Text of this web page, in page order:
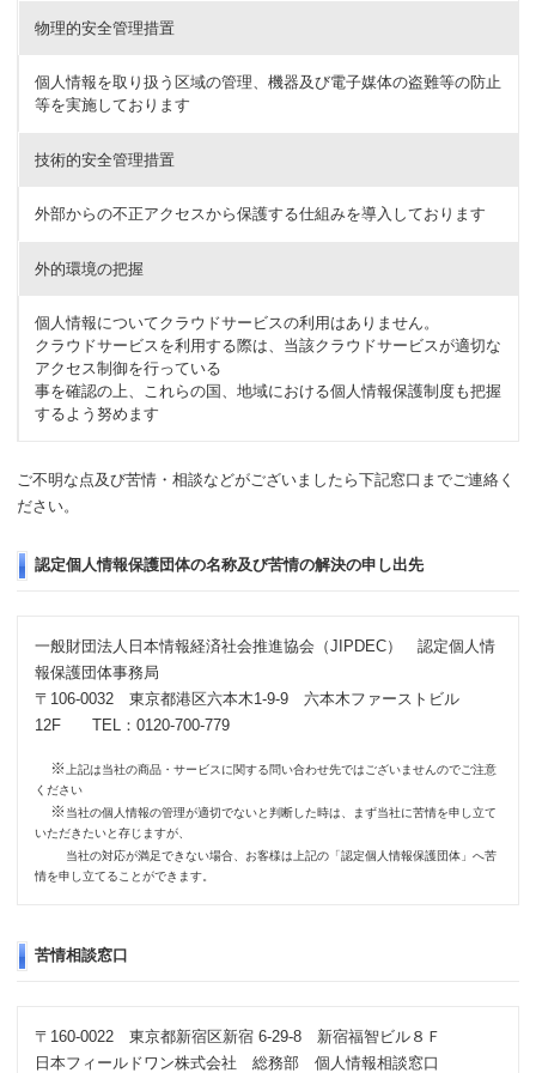
物理的安全管理措置
個人情報を取り扱う区域の管理、機器及び電子媒体の盗難等の防止
等を実施しております
技術的安全管理措置
外部からの不正アクセスから保護する仕組みを導入しております
外的環境の把握
個人情報についてクラウドサービスの利用はありません。
クラウドサービスを利用する際は、当該クラウドサービスが適切な
アクセス制御を行っている
事を確認の上、これらの国、地域における個人情報保護制度も把握
するよう努めます
ご不明な点及び苦情・相談などがございましたら下記窓口までご連絡く
ださい。
認定個人情報保護団体の名称及び苦情の解決の申し出先
一般財団法人日本情報経済社会推進協会（JIPDEC） 認定個人情
報保護団体事務局
〒106-0032 東京都港区六本木1-9-9 六本木ファーストビル
12F TEL：0120-700-779
※
上記は当社の商品・サービスに関する問い合わせ先ではございませんのでご注意
ください
※ 当社の個人情報の管理が適切でないと判断した時は、まず当社に苦情を申し立て
いただきたいと存じますが、
当社の対応が満足できない場合、お客様は上記の「認定個人情報保護団体」へ苦
情を申し立てることができます。
苦情相談窓口
〒160-0022 東京都新宿区新宿 6-29-8 新宿福智ビル８Ｆ
日本フィールドワン株式会社 総務部 個人情報相談窓口